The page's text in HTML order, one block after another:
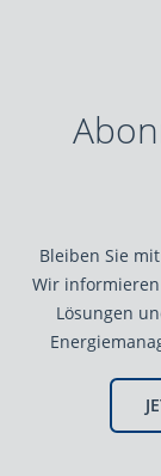
Bleiben Sie
Wir
Lösungen